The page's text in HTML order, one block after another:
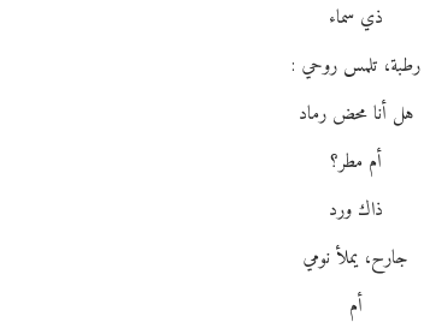
ذي سماء
رطبة، تلمس روحي :
هل أنا محض رماد
أم مطر؟
ذاك ورد
جارح، يملأ نومي
أم